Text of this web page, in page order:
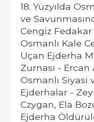
18. Yüzyılda
ve
Cengiz Fedakar
Osmanlı Kale
Uçan Ejderha
Zurnası - Ercan
Osmanlı Siyasi
Ejderhalar -
Czygan, Ela
Ejderha